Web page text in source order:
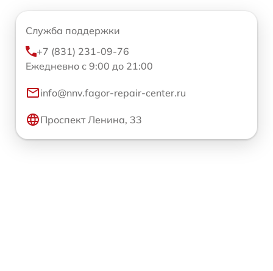
Служба поддержки
+7 (831) 231-09-76
Ежедневно с 9:00 до 21:00
info@nnv.fagor-repair-center.ru
Проспект Ленина, 33